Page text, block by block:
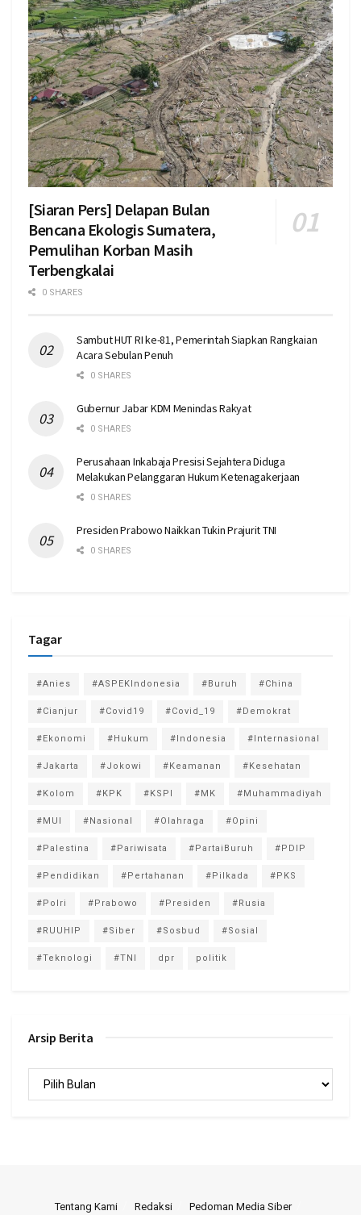
[Siaran Pers] Delapan Bulan
Bencana Ekologis Sumatera,
Pemulihan Korban Masih
Terbengkalai
0 SHARES
Sambut HUT RI ke-81, Pemerintah Siapkan Rangkaian
Acara Sebulan Penuh
0 SHARES
Gubernur Jabar KDM Menindas Rakyat
0 SHARES
Perusahaan Inkabaja Presisi Sejahtera Diduga
Melakukan Pelanggaran Hukum Ketenagakerjaan
0 SHARES
Presiden Prabowo Naikkan Tukin Prajurit TNI
0 SHARES
Tagar
#Anies #ASPEKIndonesia #Buruh #China
#Cianjur #Covid19 #Covid_19 #Demokrat
#Ekonomi #Hukum #Indonesia #Internasional
#Jakarta #Jokowi #Keamanan #Kesehatan
#Kolom #KPK #KSPI #MK #Muhammadiyah
#MUI #Nasional #Olahraga #Opini
#Palestina #Pariwisata #PartaiBuruh #PDIP
#Pendidikan #Pertahanan #Pilkada #PKS
#Polri #Prabowo #Presiden #Rusia
#RUUHIP #Siber #Sosbud #Sosial
#Teknologi #TNI dpr politik
Arsip Berita
Tentang Kami Redaksi Pedoman Media Siber